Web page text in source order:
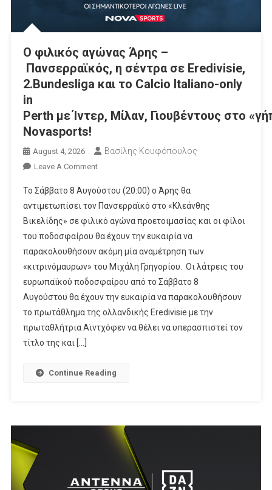
Ο φιλικός αγώνας Άρης –
Πανσερραϊκός, η σέντρα σε Eredivisie,
2.Bundesliga και το Calcio Italiano-only
in
Perth με Ίντερ, Μίλαν, Γιουβέντους στο
Novasports!
August 4, 2026 Βασίλης Κουφόπουλος
Leave A CommentOn
Πανσερραϊκός, Η
Σέντρα Σε Eredivisie,
2.Bundesliga Και Το
Calcio
Italiano-
Only
Perth Με Ίντερ, Μίλαν, Γιουβέντους Στο
Το Σάββατο 8 Αυγούστου (20:00) ο Άρης θα
αντιμετωπίσει τον Πανσερραϊκό στο «Κλεάνθης
Βικελίδης» σε φιλικό αγώνα προετοιμασίας και οι φίλοι
του ποδοσφαίρου θα έχουν την ευκαιρία να
παρακολουθήσουν ακόμη μία αναμέτρηση των
«κιτρινόμαυρων» του Μιχάλη Γρηγορίου. Οι λάτρεις του
ευρωπαϊκού ποδοσφαίρου από το Σάββατο 8
Αυγούστου θα έχουν την ευκαιρία να παρακολουθήσουν
το πρωτάθλημα της ολλανδικής Eredivisie με την
πρωταθλήτρια Αϊντχόφεν να θέλει να υπερασπιστεί τον
τίτλο της και […]
Continue Reading